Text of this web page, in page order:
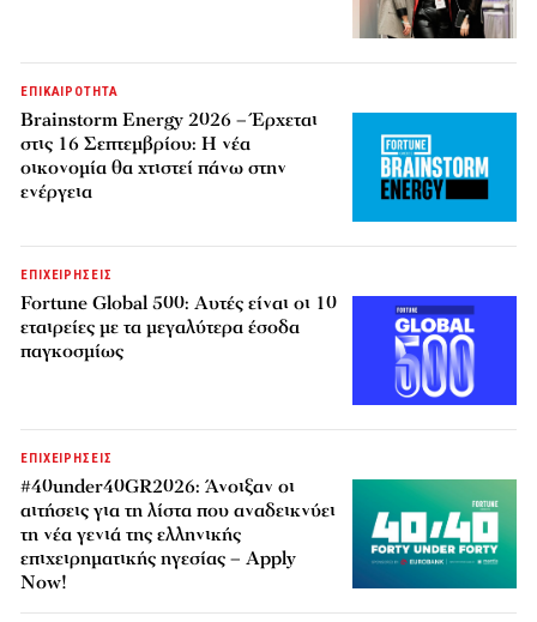
ΕΠΙΚΑΙΡΟΤΗΤΑ
Brainstorm Energy 2026 – Έρχεται
στις 16 Σεπτεμβρίου: Η νέα
οικονομία θα χτιστεί πάνω στην
ενέργεια
ΕΠΙΧΕΙΡΗΣΕΙΣ
Fortune Global 500: Αυτές είναι οι 10
εταιρείες με τα μεγαλύτερα έσοδα
παγκοσμίως
ΕΠΙΧΕΙΡΗΣΕΙΣ
#40under40GR2026: Άνοιξαν οι
αιτήσεις για τη λίστα που αναδεικνύει
τη νέα γενιά της ελληνικής
επιχειρηματικής ηγεσίας – Apply
Now!